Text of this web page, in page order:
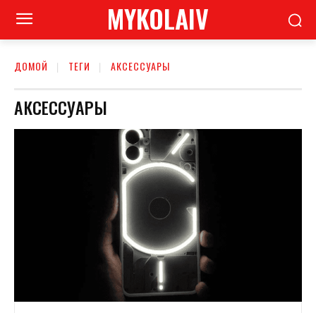
MYKOLAIV
ДОМОЙ ТЕГИ АКСЕССУАРЫ
АКСЕССУАРЫ